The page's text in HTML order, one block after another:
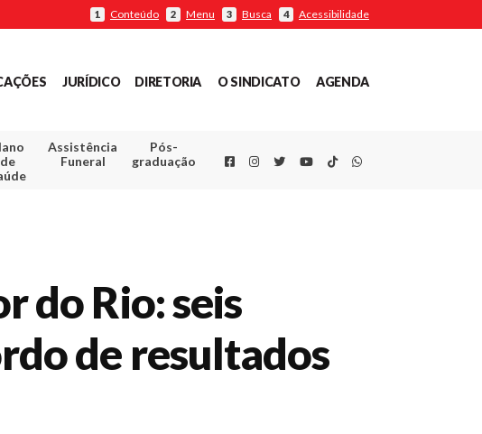
1 Conteúdo 2 Menu 3 Busca 4 Acessibilidade
JURÍDICO DIRETORIA O SINDICATO AGENDA
de
Assistência
Funeral
Pós-
graduação
FacebookInstagram
TwitterYoutube
TikTokWhatsapp
do Rio: seis
de resultados